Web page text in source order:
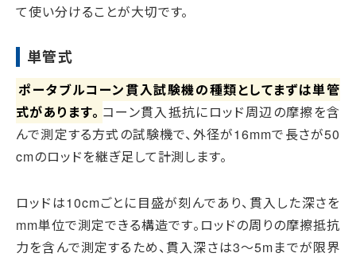
て使い分けることが大切です。
単管式
ポータブルコーン貫入試験機の種類としてまずは単管
式があります。 コーン貫入抵抗にロッド周辺の摩擦を含
んで測定する方式の試験機で、外径が16mmで長さが50
cmのロッドを継ぎ足して計測します。
ロッドは10cmごとに目盛が刻んであり、貫入した深さを
mm単位で測定できる構造です。ロッドの周りの摩擦抵抗
力を含んで測定するため、貫入深さは3～5mまでが限界